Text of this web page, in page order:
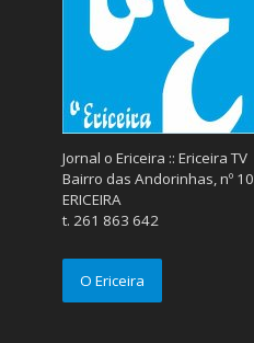
Jornal o Ericeira :: Ericeira TV
Bairro das Andorinhas, nº 10
ERICEIRA
t. 261 863 642
O Ericeira